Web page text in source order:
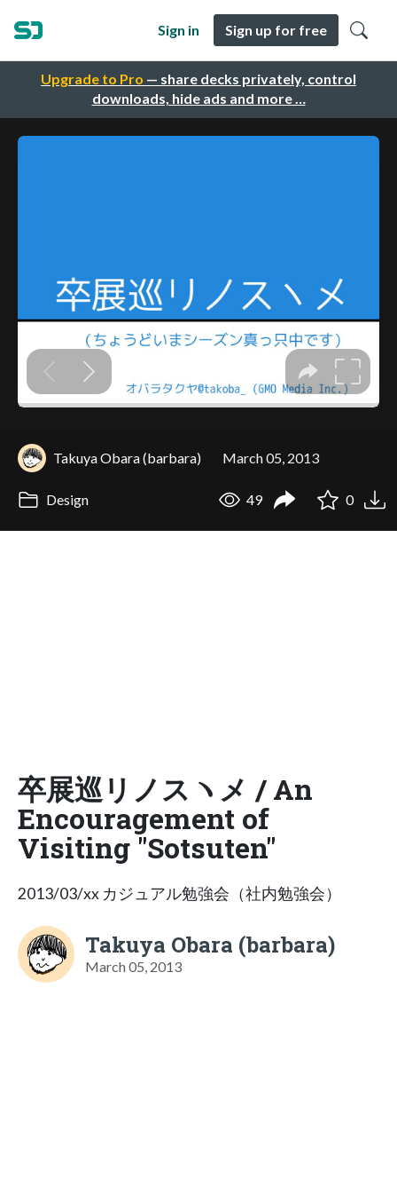
Upgrade to Pro — share decks privately, control
downloads, hide ads and more …
Sign in Sign up for free
Takuya Obara (barbara) March 05, 2013
Design 49 0
卒展巡リノスヽメ / An
Encouragement of
Visiting "Sotsuten"
2013/03/xx カジュアル勉強会（社内勉強会）
Takuya Obara (barbara)
March 05, 2013